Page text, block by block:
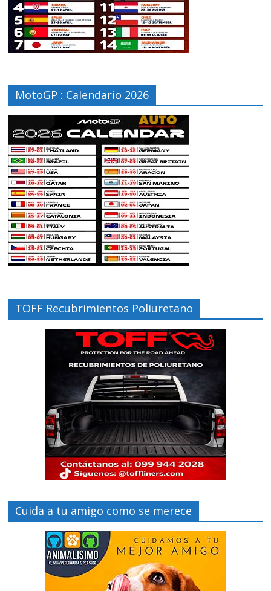
MotoGP : Calendario 2026
TOFF Recubrimientos Poliuretano
Cuida a tu amigo como se merece